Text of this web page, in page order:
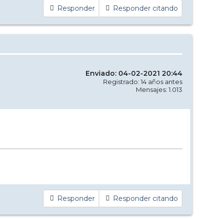
Responder Responder citando
Enviado: 04-02-2021 20:44
Registrado: 14 años antes
Mensajes: 1.013
Responder Responder citando